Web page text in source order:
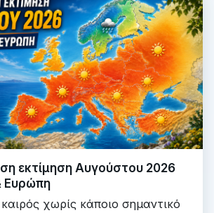
εκτίμηση Αυγούστου 2026
Ευρώπη
χωρίς κάποιο σημαντικό